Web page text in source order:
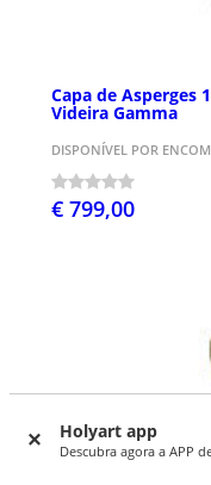
Holyart app
Descubra agora a APP
Capa de Asperges
Videira Gamma
DISPONÍVEL POR
€ 799,00